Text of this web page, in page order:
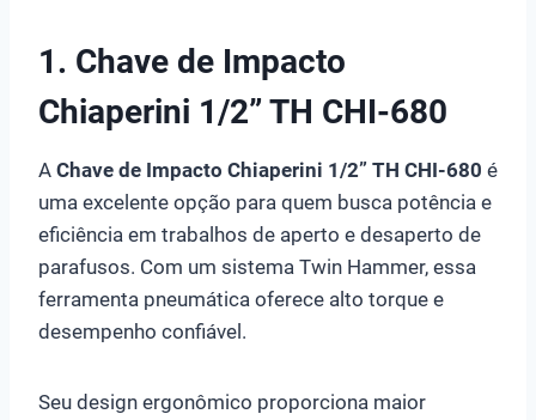
1. Chave de Impacto
Chiaperini 1/2” TH CHI-680
A Chave de Impacto Chiaperini 1/2” TH CHI-680 é
uma excelente opção para quem busca potência e
eficiência em trabalhos de aperto e desaperto de
parafusos. Com um sistema Twin Hammer, essa
ferramenta pneumática oferece alto torque e
desempenho confiável.
Seu design ergonômico proporciona maior